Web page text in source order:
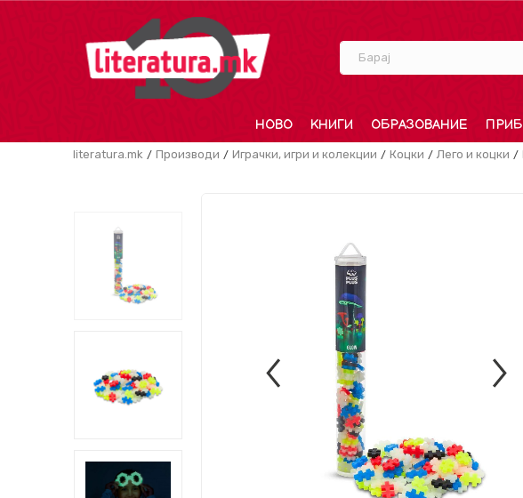
Барај
НОВО КНИГИ ОБРАЗОВАНИЕ
literatura.mk Производи Играчки, игри и колекции Коцки Лего и коцки